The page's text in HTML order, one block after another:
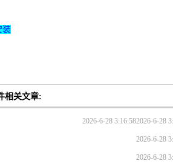
装
相关文章:
2026-6-28
2026-6-28 3:16:58
2026-6-28
2026-6-28